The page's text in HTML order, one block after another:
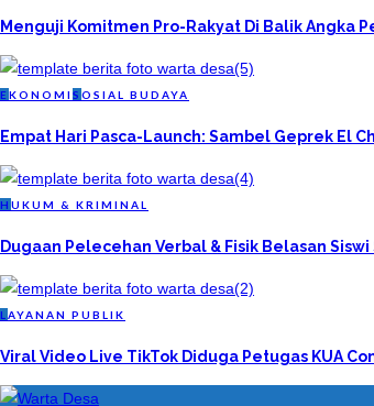
Menguji Komitmen Pro-Rakyat Di Balik Angka
EKONOMI S OSIAL BUDAYA
Empat Hari Pasca-Launch: Sambel Geprek El
H UKUM & KRIMINAL
Dugaan Pelecehan Verbal & Fisik Belasan
L AYANAN PUBLIK
Viral Video Live TikTok Diduga Petugas KUA